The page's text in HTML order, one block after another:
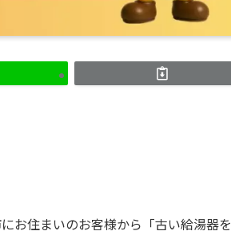
お住まいのお客様から「古い給湯器を